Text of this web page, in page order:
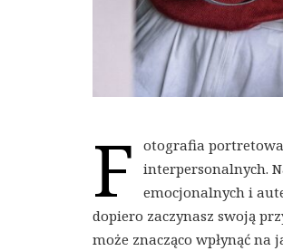
F
otografia
interpersonalnych.
emocjonalnych i
dopiero zaczynasz swoją
może znacząco wpłynąć